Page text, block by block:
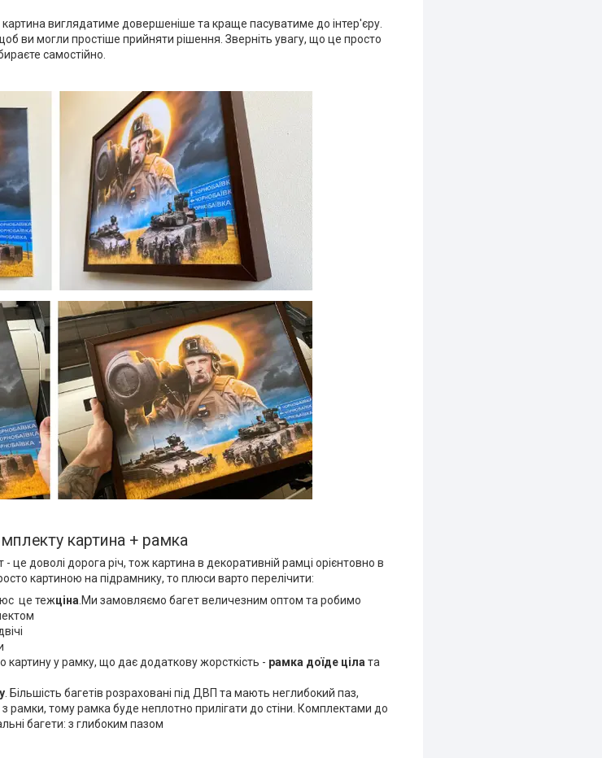
виглядатиме довершеніше та краще пасуватиме до інтер'єру.
ви могли простіше прийняти рішення. Зверніть увагу, що це просто
самостійно.
картина + рамка
це доволі дорога річ, тож картина в декоративній рамці орієнтовно в
картиною на підрамнику, то плюси варто перелічити:
це тежціна.Ми замовляємо багет величезним оптом та робимо
картину у рамку, що дає додаткову жорсткість - рамка доїде цілата
. Більшість багетів розраховані під ДВП та мають неглибокий паз,
рамки, тому рамка буде неплотно прилігати до стіни. Комплектами до
багети: з глибоким пазом